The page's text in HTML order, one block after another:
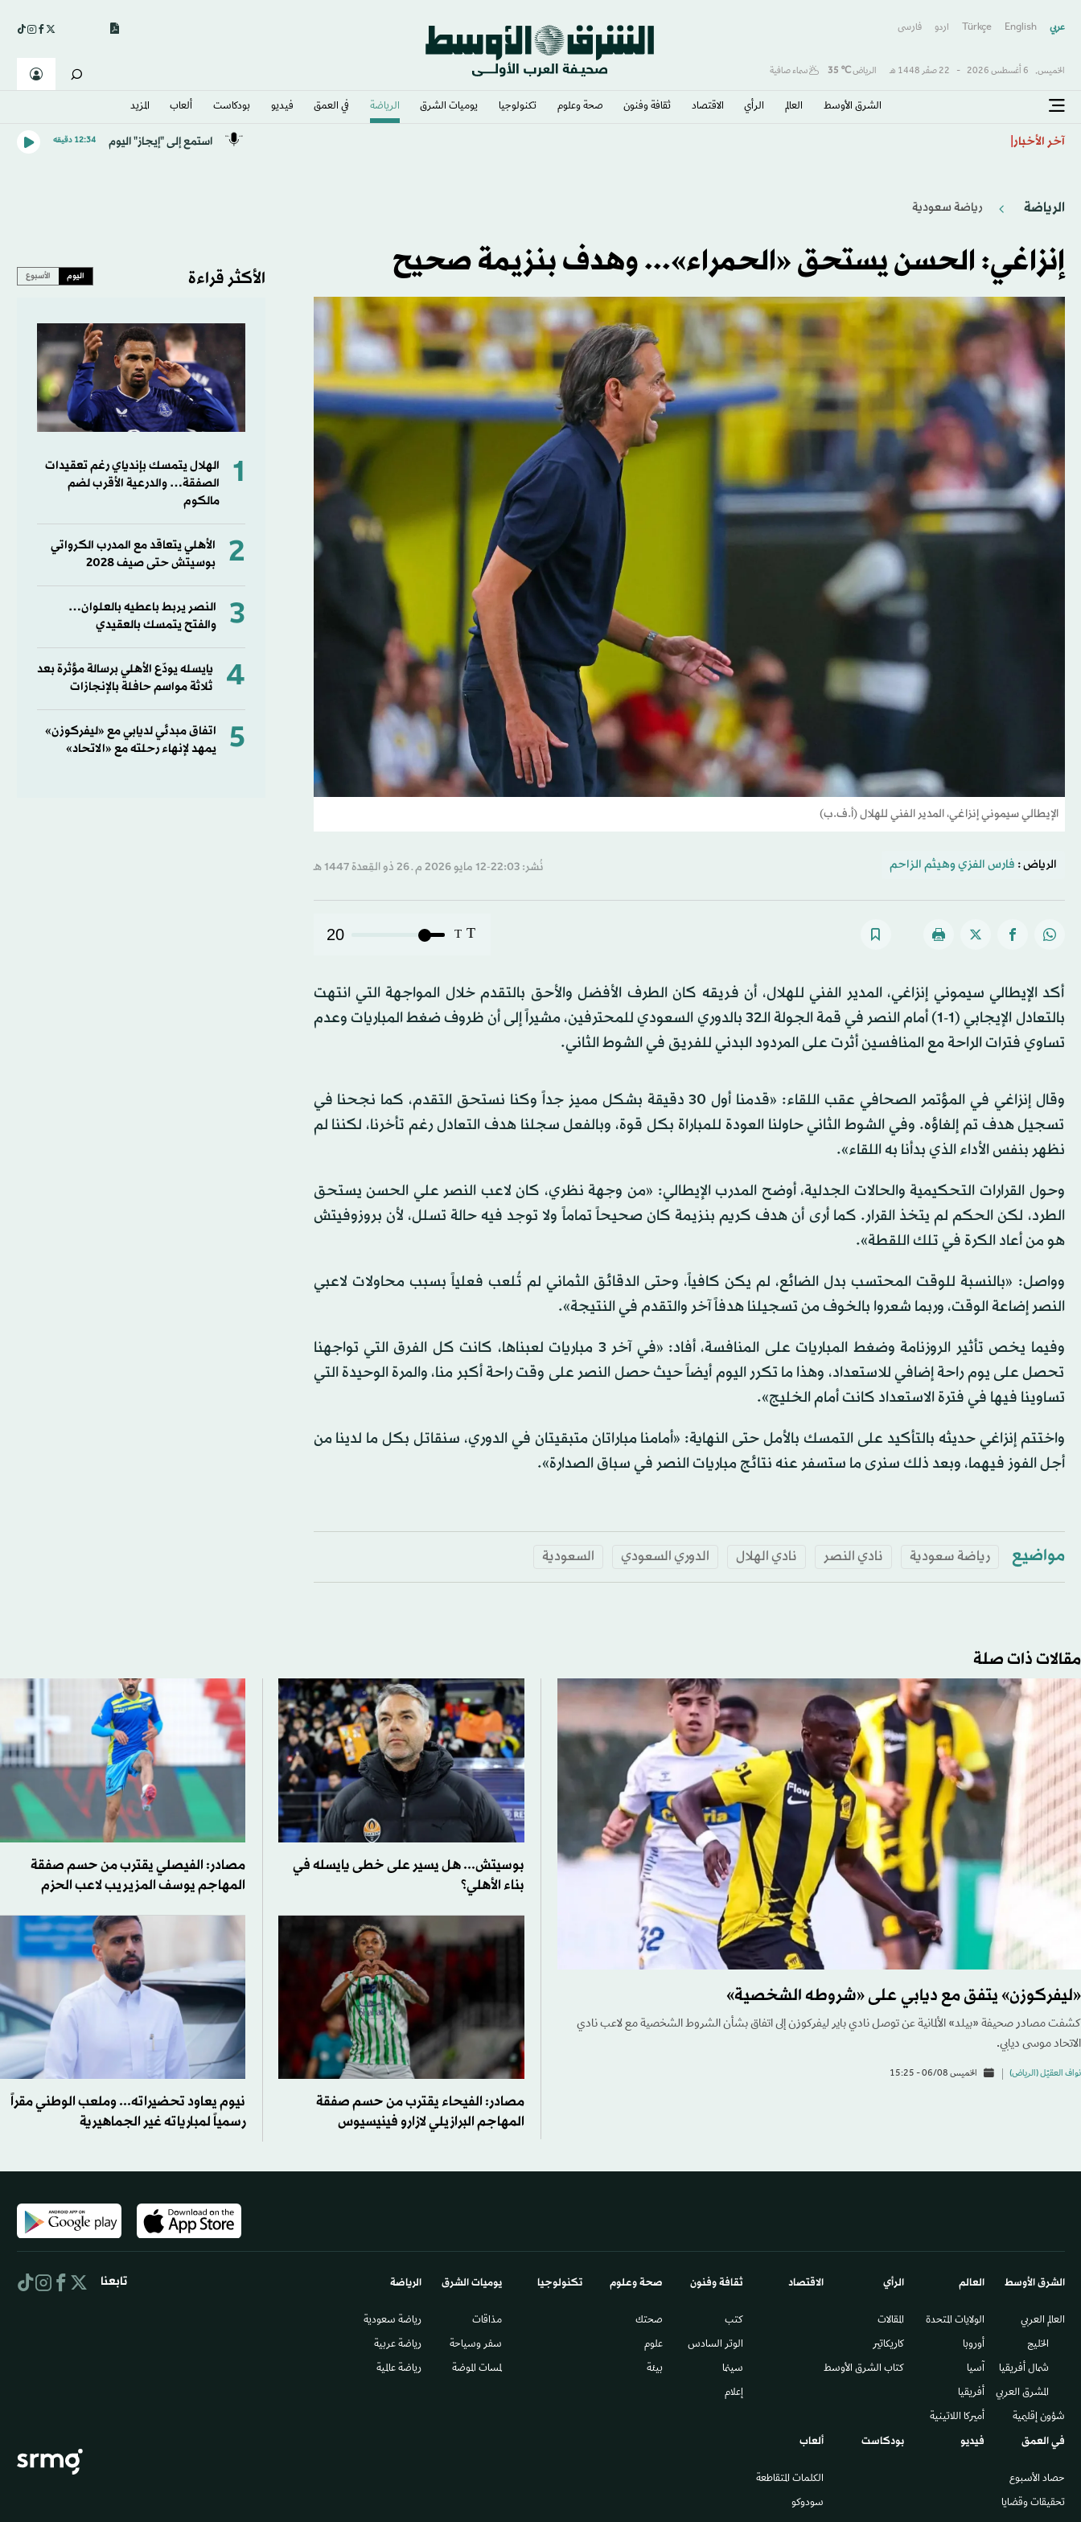
عربي English
Türkçe اردو فارسى
الخميس, 6 أغسطس 2026 - 22 صفَر 1448 هـ الرياض℃
35 سماء صافية
الشرق الأوسط​ العالم الرأي الاقتصاد ثقافة وفنون صحة وعلوم تكنولوجيا يوميات الشرق​ الرياضة في العمق فيديو بودكاست ألعاب المزيد
آخر الأخبار استمع إلى "إيجاز" اليوم 12:34 دقيقه
الرياضة رياضة سعودية
إنزاغي: الحسن يستحق «الحمراء»... وهدف بنزيمة صحيح
الإيطالي سيموني إنزاغي، المدير الفني للهلال (أ.ف.ب)
الرياض : فارس الفزيوهيثم الزاحم نُشر: 22:03-12 مايو 2026 م ـ 26 ذو القِعدة 1447 هـ
T
T
20
أكد الإيطالي سيموني إنزاغي، المدير الفني للهلال، أن فريقه كان الطرف الأفضل والأحق بالتقدم خلال المواجهة التي انتهت
بالتعادل الإيجابي (1-1) أمام النصر في قمة الجولة الـ32 بالدوري السعودي للمحترفين، مشيراً إلى أن ظروف ضغط المباريات وعدم
تساوي فترات الراحة مع المنافسين أثرت على المردود البدني للفريق في الشوط الثاني.
وقال إنزاغي في المؤتمر الصحافي عقب اللقاء: «قدمنا أول 30 دقيقة بشكل مميز جداً وكنا نستحق التقدم، كما نجحنا في
تسجيل هدف تم إلغاؤه. وفي الشوط الثاني حاولنا العودة للمباراة بكل قوة، وبالفعل سجلنا هدف التعادل رغم تأخرنا، لكننا لم
نظهر بنفس الأداء الذي بدأنا به اللقاء».
وحول القرارات التحكيمية والحالات الجدلية، أوضح المدرب الإيطالي: «من وجهة نظري، كان لاعب النصر علي الحسن يستحق
الطرد، لكن الحكم لم يتخذ القرار. كما أرى أن هدف كريم بنزيمة كان صحيحاً تماماً ولا توجد فيه حالة تسلل، لأن بروزوفيتش
هو من أعاد الكرة في تلك اللقطة».
وواصل: «بالنسبة للوقت المحتسب بدل الضائع، لم يكن كافياً، وحتى الدقائق الثماني لم تُلعب فعلياً بسبب محاولات لاعبي
النصر إضاعة الوقت، وربما شعروا بالخوف من تسجيلنا هدفاً آخر والتقدم في النتيجة».
وفيما يخص تأثير الروزنامة وضغط المباريات على المنافسة، أفاد: «في آخر 3 مباريات لعبناها، كانت كل الفرق التي تواجهنا
تحصل على يوم راحة إضافي للاستعداد، وهذا ما تكرر اليوم أيضاً حيث حصل النصر على وقت راحة أكبر منا، والمرة الوحيدة التي
تساوينا فيها في فترة الاستعداد كانت أمام الخليج».
واختتم إنزاغي حديثه بالتأكيد على التمسك بالأمل حتى النهاية: «أمامنا مباراتان متبقيتان في الدوري، سنقاتل بكل ما لدينا من
أجل الفوز فيهما، وبعد ذلك سنرى ما ستسفر عنه نتائج مباريات النصر في سباق الصدارة».
مواضيع رياضة سعودية نادي النصر نادي الهلال الدوري السعودي السعودية
الأكثر قراءة اليوم الأسبوع
1
الهلال يتمسك بإندياي رغم تعقيدات
الصفقة… والدرعية الأقرب لضم
مالكوم
2
الأهلي يتعاقد مع المدرب الكرواتي
بوسيتش حتى صيف 2028
3
النصر يربط باعطيه بالعلوان…
والفتح يتمسك بالعقيدي
4
يايسله يودّع الأهلي برسالة مؤثرة بعد
ثلاثة مواسم حافلة بالإنجازات
5
اتفاق مبدئي لديابي مع «ليفركوزن»
يمهد لإنهاء رحلته مع «الاتحاد»
مقالات ذات صلة
«ليفركوزن» يتفق مع ديابي على «شروطه الشخصية»
كشفت مصادر صحيفة «بيلد» الألمانية عن توصل نادي باير ليفركوزن إلى اتفاق بشأن الشروط الشخصية مع لاعب نادي
الاتحاد موسى ديابي.
نواف العقيّل (الرياض) الخميس 06/08 - 15:25
بوسيتش... هل يسير على خطى يايسله في
بناء الأهلي؟
مصادر: الفيصلي يقترب من حسم صفقة
المهاجم يوسف المزيريب لاعب الحزم
مصادر: الفيحاء يقترب من حسم صفقة
المهاجم البرازيلي لازارو فينيسيوس
نيوم يعاود تحضيراته... وملعب الوطني مقراً
رسمياً لمبارياته غير الجماهيرية
الشرق الأوسط​
العالم العربي
الخليج
شمال أفريقيا
المشرق العربي
شؤون إقليمية
العالم
الولايات المتحدة
أوروبا
آسيا
أفريقيا
أميركا اللاتينية
الرأي
المقالات
كاريكاتير
كتاب الشرق الأوسط
الاقتصاد ثقافة وفنون
كتب
الوتر السادس​
سينما
إعلام
صحة وعلوم
صحتك
علوم
بيئة
تكنولوجيا يوميات الشرق​
مذاقات
سفر وسياحة
لمسات الموضة
الرياضة
رياضة سعودية
رياضة عربية
رياضة عالمية
في العمق
حصاد الأسبوع
تحقيقات وقضايا
فيديو بودكاست ألعاب
الكلمات المتقاطعة
سودوكو
تابعنا